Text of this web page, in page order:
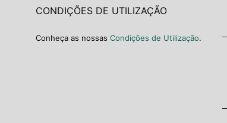
CONDIÇÕES DE UTILIZAÇÃO
Conheça as nossas Condições de Utilização.